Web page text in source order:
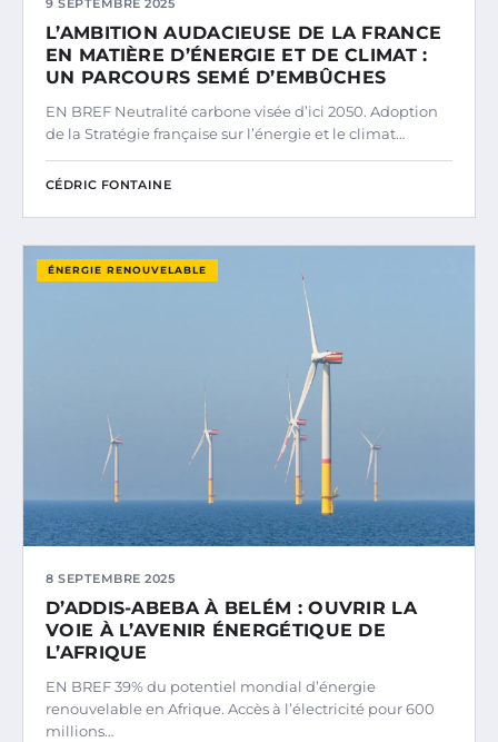
L’AMBITION AUDACIEUSE DE LA FRANCE
EN MATIÈRE D’ÉNERGIE ET DE CLIMAT :
UN PARCOURS SEMÉ D’EMBÛCHES
EN BREF Neutralité carbone visée d’ici 2050. Adoption
de la Stratégie française sur l’énergie et le climat…
CÉDRIC FONTAINE
ÉNERGIE RENOUVELABLE
8 SEPTEMBRE 2025
D’ADDIS-ABEBA À BELÉM : OUVRIR LA
VOIE À L’AVENIR ÉNERGÉTIQUE DE
L’AFRIQUE
EN BREF 39% du potentiel mondial d’énergie
renouvelable en Afrique. Accès à l’électricité pour 600
millions…